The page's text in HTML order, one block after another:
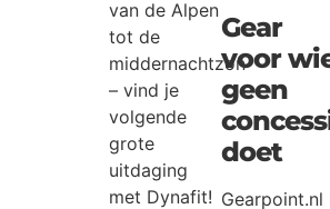
van de Alpen
tot de
middernachtzon
– vind je
volgende
grote
uitdaging
met Dynafit!
Gear
voor
geen
doet
Gearpoint.nl